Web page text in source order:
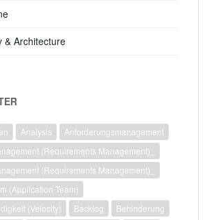
& Architecture
Analysis
Anforderungsmanagement
(Requirements Management)_
(Requirements Management)_
(Application Team)
(Velocity)
Backlog
Behinderung